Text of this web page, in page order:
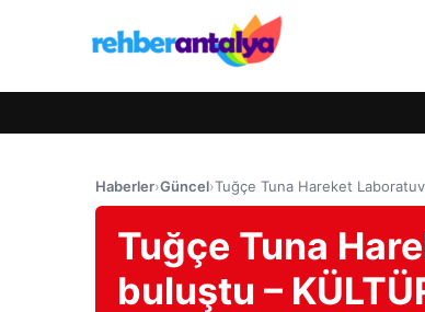
Haberler›Güncel›Tuğçe Tuna Hareket
Tuğçe Tuna
buluştu –